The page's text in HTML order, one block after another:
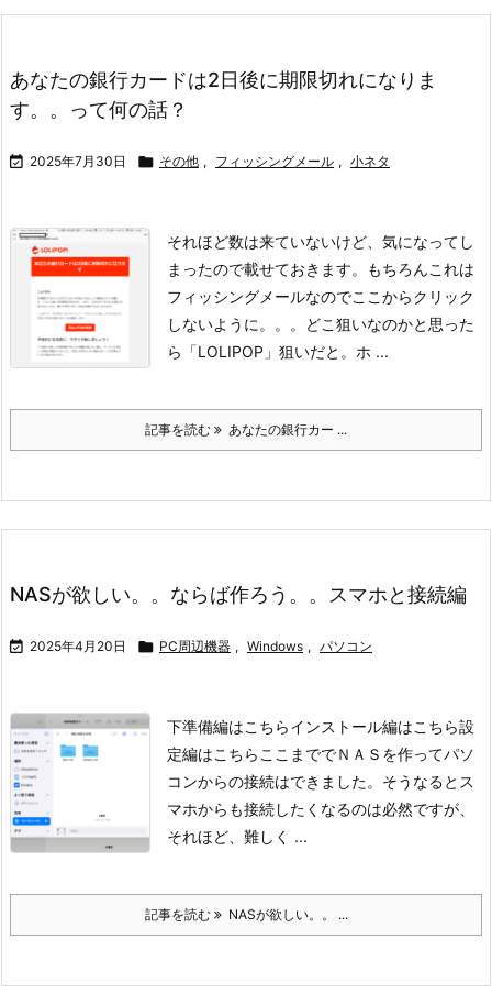
あなたの銀行カードは2日後に期限切れになりま
す。。って何の話？
 2025年7月30日  その他 , フィッシングメール , 小ネタ
それほど数は来ていないけど、気になってし
まったので載せておきます。
もちろんこれは
フィッシングメールなのでここからクリック
しないように。。。
どこ狙いなのかと思った
ら「LOLIPOP」狙いだと。 ホ ...
記事を読む あなたの銀行カー ...
NASが欲しい。。ならば作ろう。。スマホと接続編
 2025年4月20日  PC周辺機器 , Windows , パソコン
下準備編はこちらインストール編はこちら設
定編はこちら ここまででＮＡＳを作ってパソ
コンからの接続はできました。 そうなるとス
マホからも接続したくなるのは必然ですが、
それほど、難しく ...
記事を読む NASが欲しい。。 ...